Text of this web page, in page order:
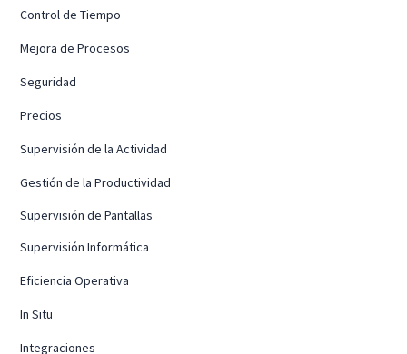
Control de Tiempo
Mejora de Procesos
Seguridad
Precios
Supervisión de la Actividad
Gestión de la Productividad
Supervisión de Pantallas
Supervisión Informática
Eficiencia Operativa
In Situ
Integraciones